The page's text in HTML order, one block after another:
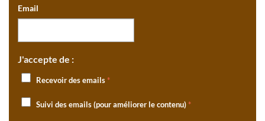
Email
J'accepte de :
Recevoir des emails*
Suivi des emails (pour améliorer le contenu)*